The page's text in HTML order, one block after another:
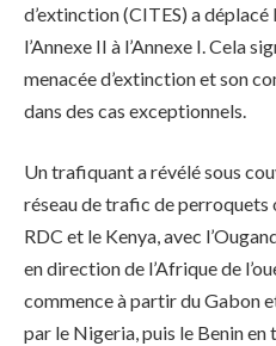
d’extinction (CITES) a
l’Annexe II à l’Annexe I. Cela
menacée d’extinction et son
dans des cas exceptionnels.
Un trafiquant a révélé sous
réseau de trafic de
RDC et le Kenya, avec
en direction de l’Afrique de
commence à partir du Gabon
par le Nigeria, puis le Benin